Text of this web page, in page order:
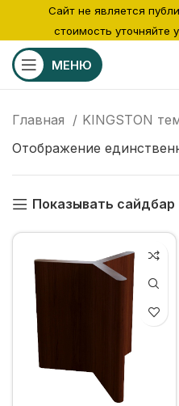
МЕНЮ
Главная KINGSTON
Отображение
Показывать сайдбар
Сайт не является
стоимость уточняйте